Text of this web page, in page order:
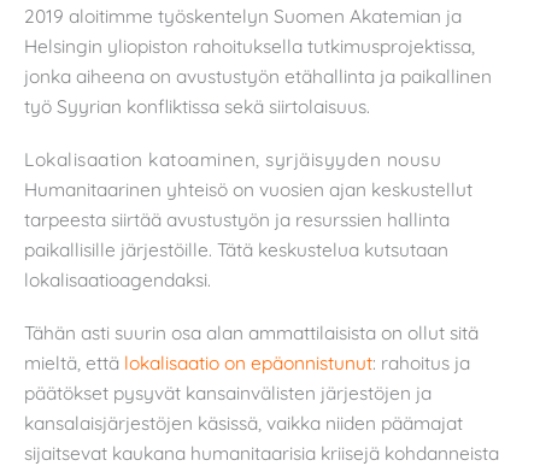
2019 aloitimme työskentelyn Suomen Akatemian ja
Helsingin yliopiston rahoituksella tutkimusprojektissa,
jonka aiheena on avustustyön etähallinta ja paikallinen
työ Syyrian konfliktissa sekä siirtolaisuus.
Lokalisaation katoaminen, syrjäisyyden nousu
Humanitaarinen yhteisö on vuosien ajan keskustellut
tarpeesta siirtää avustustyön ja resurssien hallinta
paikallisille järjestöille. Tätä keskustelua kutsutaan
lokalisaatioagendaksi.
Tähän asti suurin osa alan ammattilaisista on ollut sitä
mieltä, että lokalisaatio on epäonnistunut: rahoitus ja
päätökset pysyvät kansainvälisten järjestöjen ja
kansalaisjärjestöjen käsissä, vaikka niiden päämajat
sijaitsevat kaukana humanitaarisia kriisejä kohdanneista